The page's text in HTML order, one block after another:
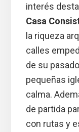
interés
Casa
la riqueza
calles
de su
pequeñas
calma.
de partida
con rutas y